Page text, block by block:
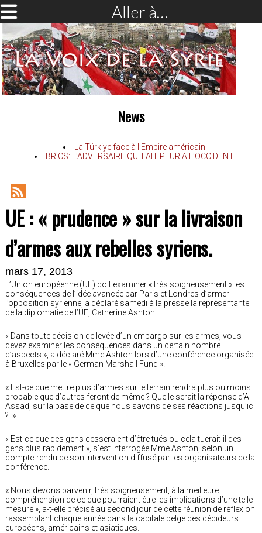
Aller à…
News
La Türkiye face à l’Empire américain
BRICS: L’ADVERSAIRE QUI FAIT PEUR A L’OCCIDENT
RSS
Feed
UE : « prudence » sur la livraison
d’armes aux rebelles syriens.
mars 17, 2013
L’Union européenne (UE) doit examiner « très soigneusement » les
conséquences de l’idée avancée par Paris et Londres d’armer
l’opposition syrienne, a déclaré samedi à la presse la représentante
de la diplomatie de l’UE, Catherine Ashton.
« Dans toute décision de levée d’un embargo sur les armes, vous
devez examiner les conséquences dans un certain nombre
d’aspects », a déclaré Mme Ashton lors d’une conférence organisée
à Bruxelles par le « German Marshall Fund ».
« Est-ce que mettre plus d’armes sur le terrain rendra plus ou moins
probable que d’autres feront de même ? Quelle serait la réponse d’Al
Assad, sur la base de ce que nous savons de ses réactions jusqu’ici
? » .
« Est-ce que des gens cesseraient d’être tués ou cela tuerait-il des
gens plus rapidement », s’est interrogée Mme Ashton, selon un
compte-rendu de son intervention diffusé par les organisateurs de la
conférence.
« Nous devons parvenir, très soigneusement, à la meilleure
compréhension de ce que pourraient être les implications d’une telle
mesure », a-t-elle précisé au second jour de cette réunion de réflexion
rassemblant chaque année dans la capitale belge des décideurs
européens, américains et asiatiques.